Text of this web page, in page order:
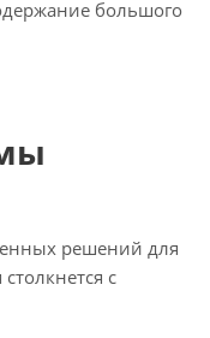
большого
решений для
с